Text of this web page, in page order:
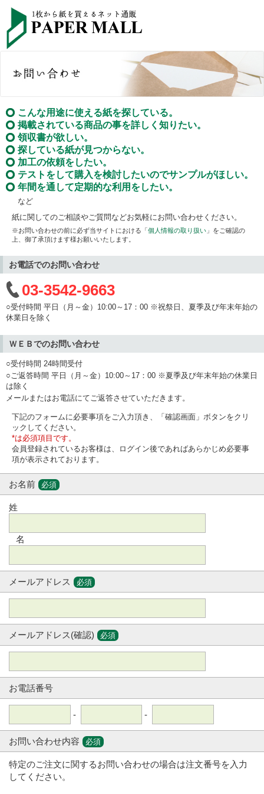
こんな用途に使える紙を探している。
掲載されている商品の事を詳しく知りたい。
領収書が欲しい。
探している紙が見つからない。
加工の依頼をしたい。
テストをして購入を検討したいのでサンプルがほしい。
年間を通して定期的な利用をしたい。
など
紙に関してのご相談やご質問などお気軽にお問い合わせください。
※お問い合わせの前に必ず当サイトにおける「個人情報の取り扱い 」をご確認の
上、御了承頂けます様お願いいたします。
お電話でのお問い合わせ
03-3542-9663
○受付時間 平日（月～金）10:00～17：00 ※祝祭日、夏季及び年末年始の
休業日を除く
ＷＥＢでのお問い合わせ
○受付時間 24時間受付
○ご返答時間 平日（月～金）10:00～17：00 ※夏季及び年末年始の休業日
は除く
メールまたはお電話にてご返答させていただきます。
下記のフォームに必要事項をご入力頂き、「確認画面」ボタンをクリ
ックしてください。
*は必須項目です。
会員登録されているお客様は、ログイン後であればあらかじめ必要事
項が表示されております。
お名前 必須
姓
名
メールアドレス 必須
メールアドレス(確認) 必須
お電話番号
- -
お問い合わせ内容 必須
特定のご注文に関するお問い合わせの場合は注文番号を入力
してください。